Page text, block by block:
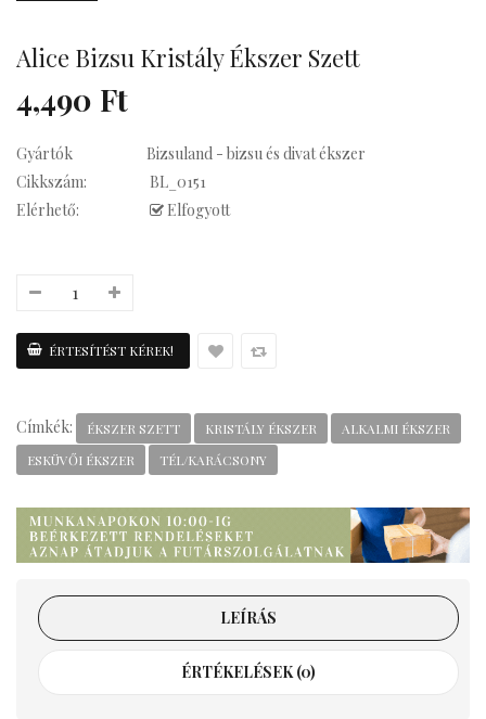
Alice Bizsu Kristály Ékszer Szett
4,490 Ft
Gyártók
Bizsuland - bizsu és divat ékszer
Cikkszám:
BL_0151
Elérhető:
Elfogyott
Címkék: ÉKSZER SZETT KRISTÁLY ÉKSZER
ALKALMI ÉKSZER
ESKÜVŐI ÉKSZER
TÉL/KARÁCSONY
LEÍRÁS
ÉRTÉKELÉSEK (0)